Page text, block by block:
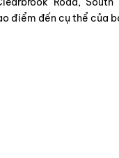
điểm đến cụ thể của